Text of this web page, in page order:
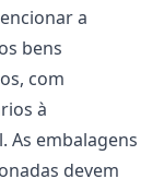
a
bens
com
à
As embalagens
devem